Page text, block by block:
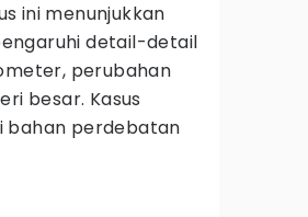
ini menunjukkan
detail-detail
perubahan
besar. Kasus
bahan perdebatan